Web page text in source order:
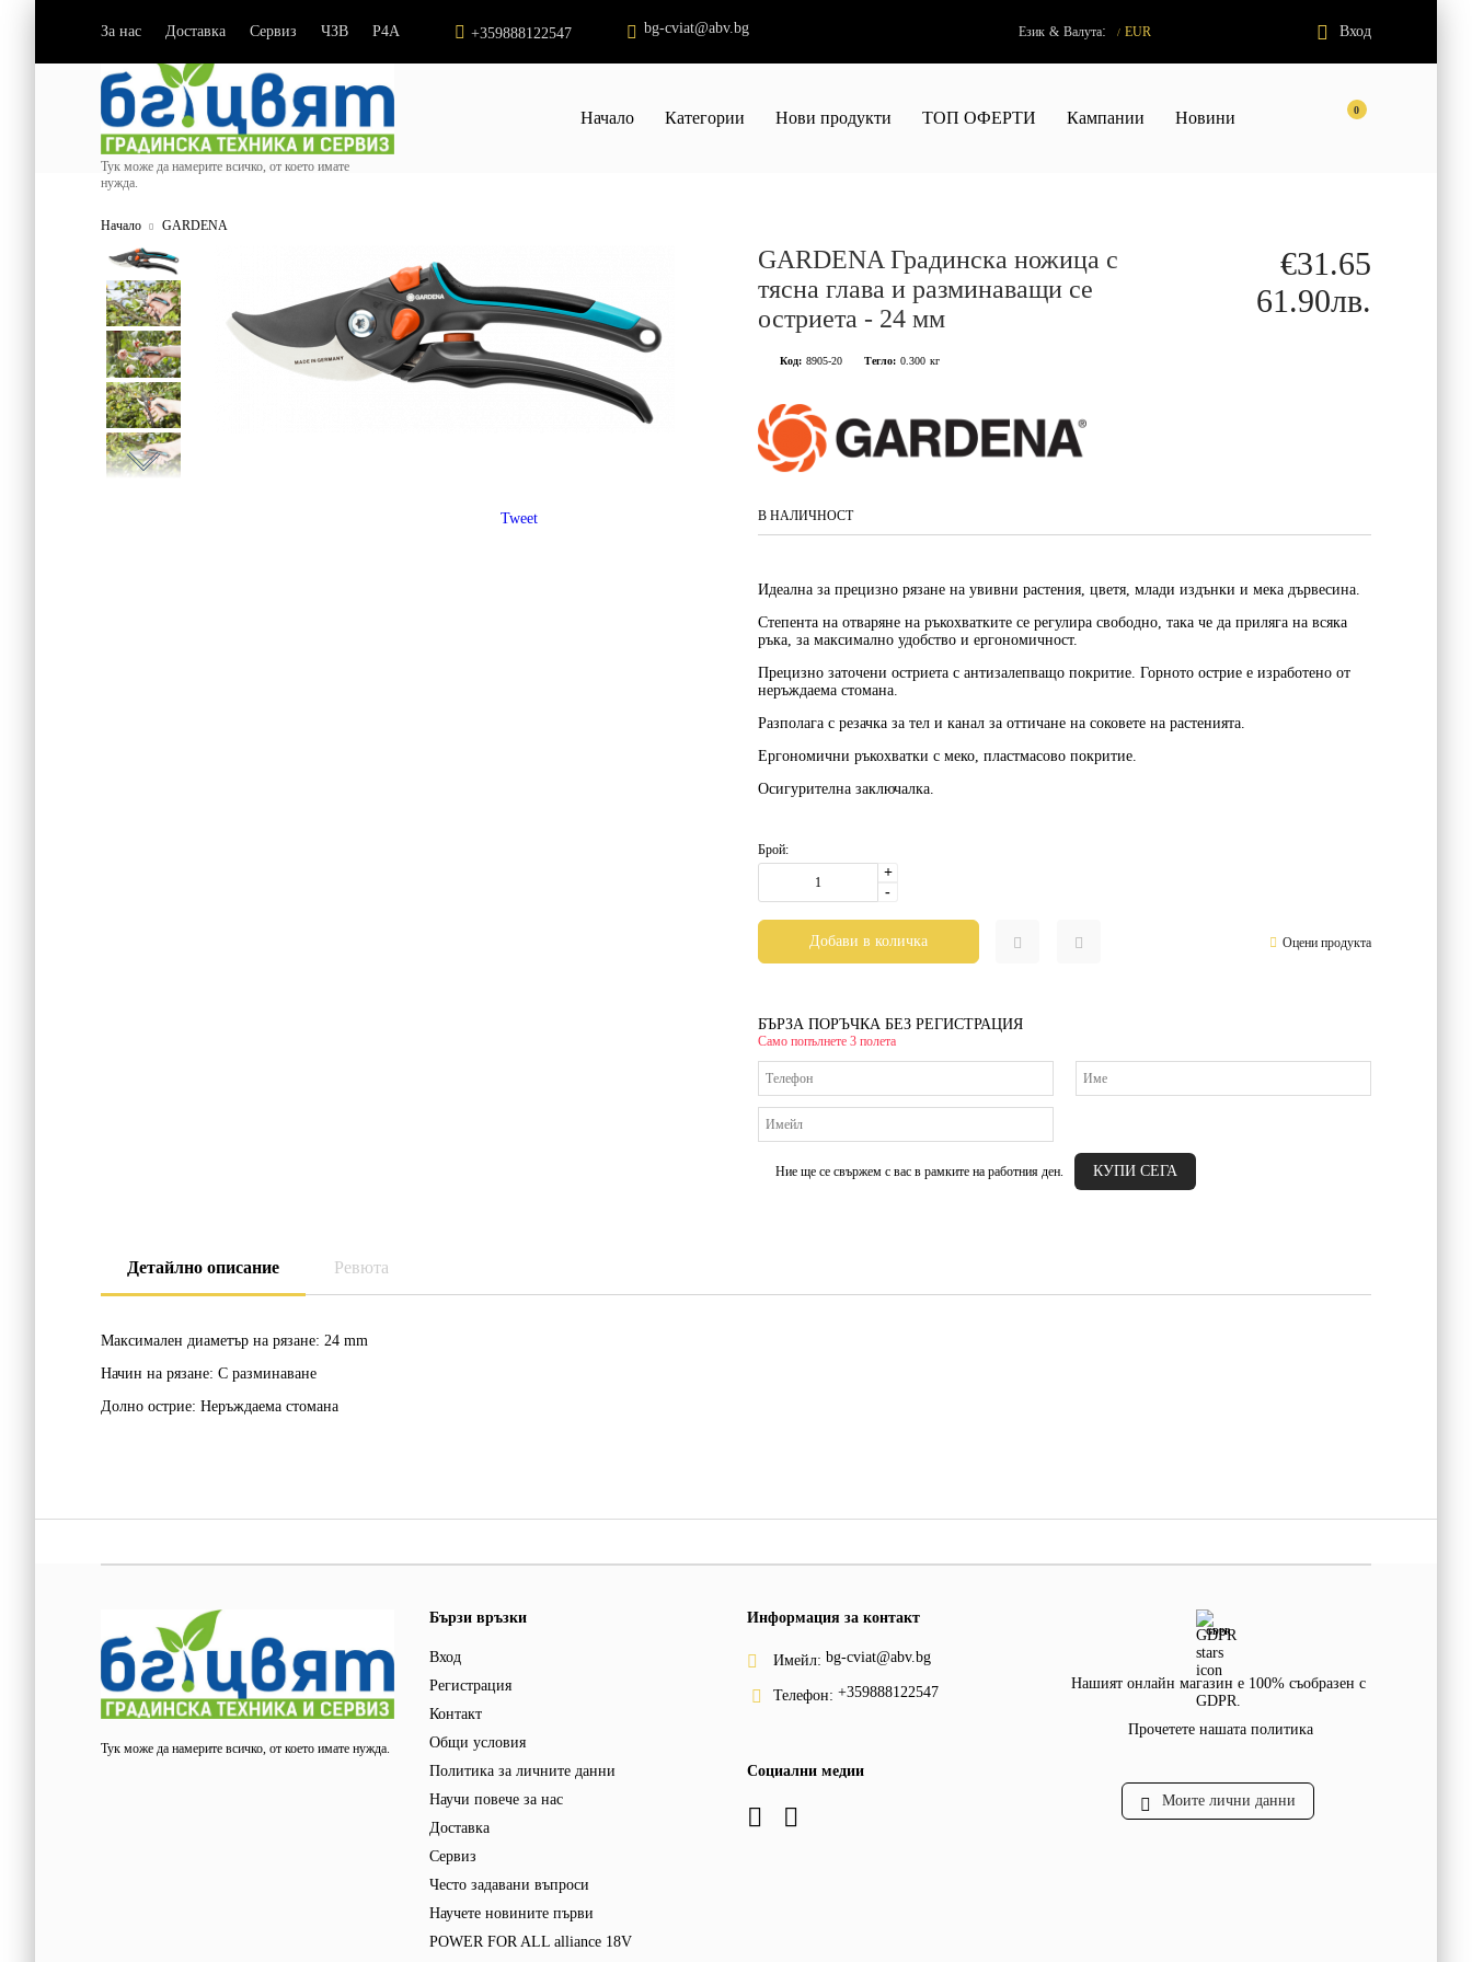
За нас Доставка Сервиз ЧЗВ P4A +359888122547 bg-cviat@abv.bg Език & Валута: / EUR Вход
Тук може да намерите всичко, от което имате
нужда.
0
Начало Категории Нови продукти ТОП ОФЕРТИ Кампании Новини
Начало GARDENA
Tweet
GARDENA Градинска ножица с
тясна глава и разминаващи се
остриета - 24 мм
€31.65
61.90лв.
Код: 8905-20 Тегло: 0.300 кг
В НАЛИЧНОСТ
Идеална за прецизно рязане на увивни растения, цветя, млади издънки и мека дървесина.
Степента на отваряне на ръкохватките се регулира свободно, така че да приляга на всяка
ръка, за максимално удобство и ергономичност.
Прецизно заточени остриета с антизалепващо покритие. Горното острие е изработено от
неръждаема стомана.
Разполага с резачка за тел и канал за оттичане на соковете на растенията.
Ергономични ръкохватки с меко, пластмасово покритие.
Осигурителна заключалка.
Брой:
+
-
Оцени продукта
БЪРЗА ПОРЪЧКА БЕЗ РЕГИСТРАЦИЯ
Само попълнете 3 полета
Ние ще се свържем с вас в рамките на работния ден.
Детайлно описание Ревюта
Mаксимален диаметър на рязане: 24 mm
Начин на рязане: С разминаване
Долно острие: Неръждаема стомана
Тук може да намерите всичко, от което имате нужда.
Бързи връзки
Вход
Регистрация
Контакт
Общи условия
Политика за личните данни
Научи повече за нас
Доставка
Сервиз
Често задавани въпроси
Научете новините първи
POWER FOR ALL alliance 18V
Информация за контакт
Имейл: bg-cviat@abv.bg
Телефон: +359888122547
Социални медии
GDPR
Нашият онлайн магазин е 100% съобразен с
GDPR.
Прочетете нашата политика
Моите лични данни